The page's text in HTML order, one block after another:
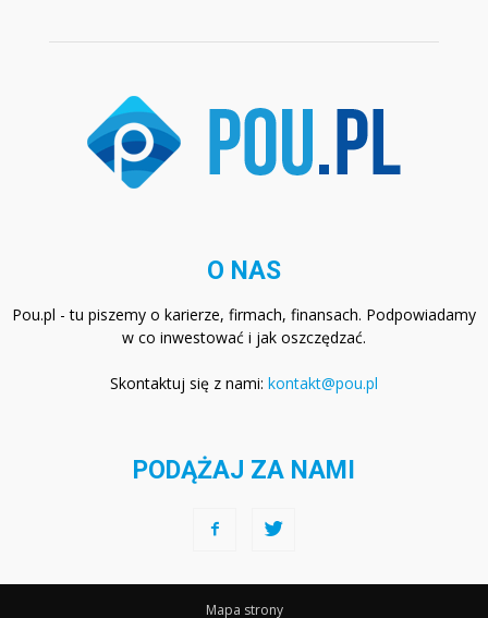
O NAS
Pou.pl - tu piszemy o karierze, firmach, finansach. Podpowiadamy
w co inwestować i jak oszczędzać.
Skontaktuj się z nami: kontakt@pou.pl
PODĄŻAJ ZA NAMI
Mapa strony